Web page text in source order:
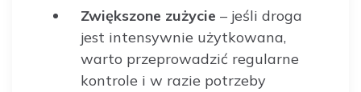
Zwiększone zużycie – jeśli droga
jest intensywnie użytkowana,
warto przeprowadzić regularne
kontrole i w razie potrzeby